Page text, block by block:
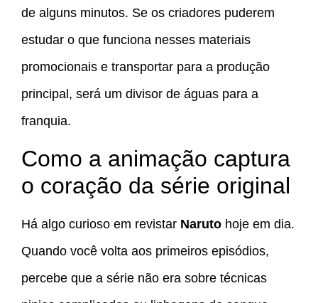
de alguns minutos. Se os criadores puderem
estudar o que funciona nesses materiais
promocionais e transportar para a produção
principal, será um divisor de águas para a
franquia.
Como a animação captura
o coração da série original
Há algo curioso em revistar Naruto hoje em dia.
Quando você volta aos primeiros episódios,
percebe que a série não era sobre técnicas